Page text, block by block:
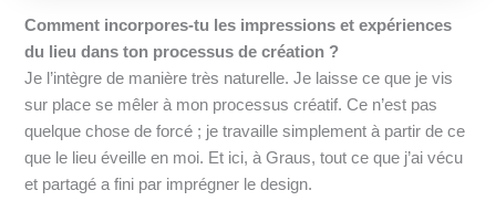
Comment incorpores-tu les impressions et expériences
du lieu dans ton processus de création ?
Je l’intègre de manière très naturelle. Je laisse ce que je vis
sur place se mêler à mon processus créatif. Ce n’est pas
quelque chose de forcé ; je travaille simplement à partir de ce
que le lieu éveille en moi. Et ici, à Graus, tout ce que j’ai vécu
et partagé a fini par imprégner le design.